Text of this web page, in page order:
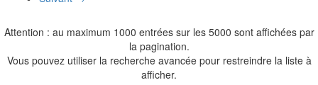
Attention : au maximum 1000 entrées sur les 5000 sont affichées par
la pagination.
Vous pouvez utiliser la recherche avancée pour restreindre la liste à
afficher.